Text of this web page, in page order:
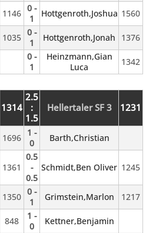
1146 0 -
1
Hottgenroth,Joshua 1560
1035 0 -
1
Hottgenroth,Jonah 1376
0 -
1
Heinzmann,Gian
Luca
1342
1314
2.5
:
1.5
Hellertaler SF 3 1231
1696 1 -
0
Barth,Christian
1361
0.5
-
0.5
Schmidt,Ben Oliver 1245
1350 0 -
1
Grimstein,Marlon 1217
848
1 -
0
Kettner,Benjamin